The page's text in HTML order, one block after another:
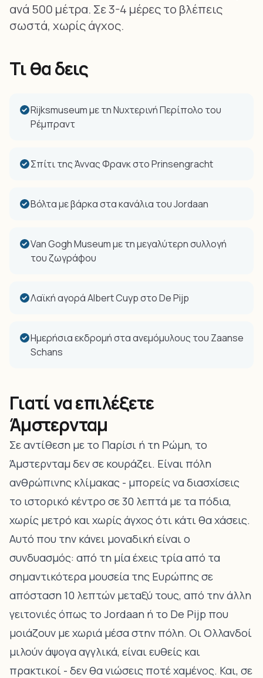
ανά 500 μέτρα. Σε 3-4 μέρες το βλέπεις
σωστά, χωρίς άγχος.
Τι θα δεις
Rijksmuseum με τη Νυχτερινή Περίπολο του
Ρέμπραντ
Σπίτι της Άννας Φρανκ στο Prinsengracht
Βόλτα με βάρκα στα κανάλια του Jordaan
Van Gogh Museum με τη μεγαλύτερη συλλογή
του ζωγράφου
Λαϊκή αγορά Albert Cuyp στο De Pijp
Ημερήσια εκδρομή στα ανεμόμυλους του Zaanse
Schans
Γιατί να επιλέξετε
Άμστερνταμ
Σε αντίθεση με το Παρίσι ή τη Ρώμη, το
Άμστερνταμ δεν σε κουράζει. Είναι πόλη
ανθρώπινης κλίμακας - μπορείς να διασχίσεις
το ιστορικό κέντρο σε 30 λεπτά με τα πόδια,
χωρίς μετρό και χωρίς άγχος ότι κάτι θα χάσεις.
Αυτό που την κάνει μοναδική είναι ο
συνδυασμός: από τη μία έχεις τρία από τα
σημαντικότερα μουσεία της Ευρώπης σε
απόσταση 10 λεπτών μεταξύ τους, από την άλλη
γειτονιές όπως το Jordaan ή το De Pijp που
μοιάζουν με χωριά μέσα στην πόλη. Οι Ολλανδοί
μιλούν άψογα αγγλικά, είναι ευθείς και
πρακτικοί - δεν θα νιώσεις ποτέ χαμένος. Και, σε